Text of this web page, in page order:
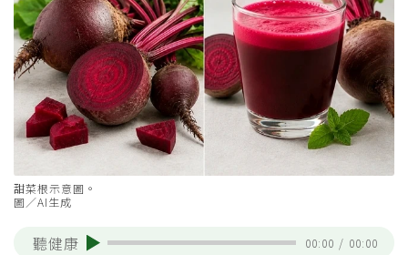
甜菜根示意圖。
圖／AI生成
聽健康 00:00 / 00:00